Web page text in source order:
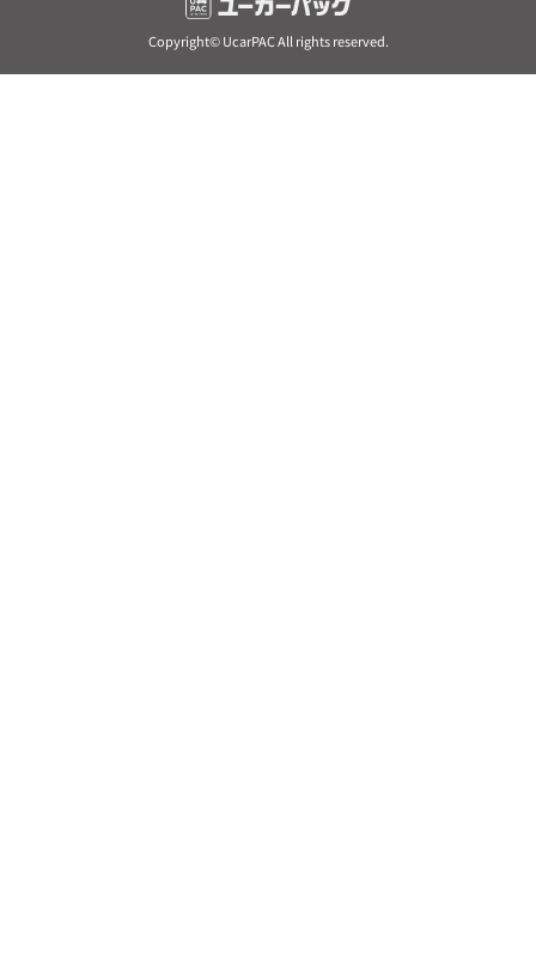
Copyright© UcarPAC All rights reserved.